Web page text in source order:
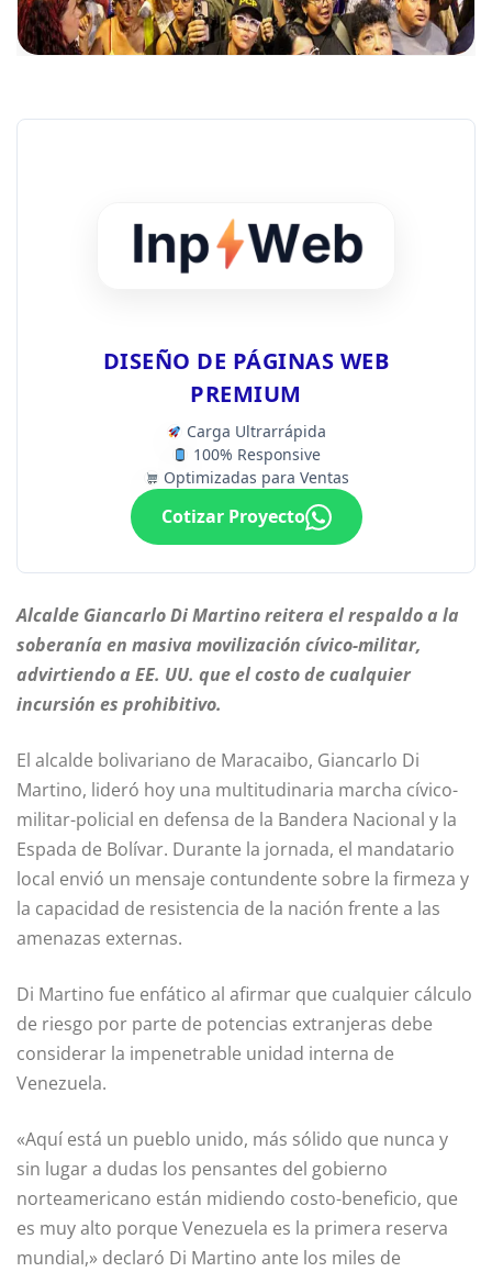
DISEÑO DE PÁGINAS WEB
PREMIUM
Carga Ultrarrápida
100% Responsive
Optimizadas para Ventas
Cotizar Proyecto
Alcalde Giancarlo Di Martino reitera el respaldo a la
soberanía en masiva movilización cívico-militar,
advirtiendo a EE. UU. que el costo de cualquier
incursión es prohibitivo.
El alcalde bolivariano de Maracaibo, Giancarlo Di
Martino, lideró hoy una multitudinaria marcha cívico-
militar-policial en defensa de la Bandera Nacional y la
Espada de Bolívar. Durante la jornada, el mandatario
local envió un mensaje contundente sobre la firmeza y
la capacidad de resistencia de la nación frente a las
amenazas externas.
Di Martino fue enfático al afirmar que cualquier cálculo
de riesgo por parte de potencias extranjeras debe
considerar la impenetrable unidad interna de
Venezuela.
«Aquí está un pueblo unido, más sólido que nunca y
sin lugar a dudas los pensantes del gobierno
norteamericano están midiendo costo-beneficio, que
es muy alto porque Venezuela es la primera reserva
mundial,» declaró Di Martino ante los miles de